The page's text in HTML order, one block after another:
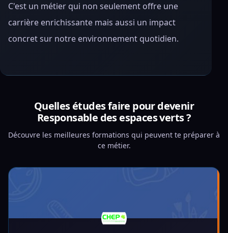
C'est un métier qui non seulement offre une
carrière enrichissante mais aussi un impact
concret sur notre environnement quotidien.
Quelles études faire pour devenir
Responsable des espaces verts ?
Découvre les meilleures formations qui peuvent te préparer à
ce métier.